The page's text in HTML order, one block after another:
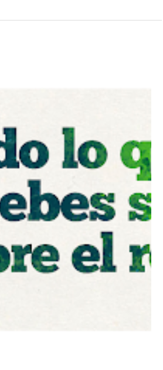
equivocó sobre la vacuna
B
sobre la vacuna contra la hepatitis B